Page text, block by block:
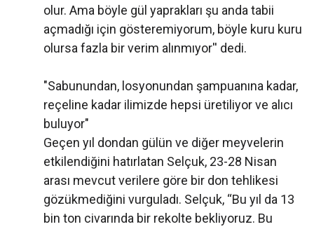
olur. Ama böyle gül yaprakları şu anda tabii
açmadığı için gösteremiyorum, böyle kuru kuru
olursa fazla bir verim alınmıyor'' dedi.
"Sabunundan, losyonundan şampuanına kadar,
reçeline kadar ilimizde hepsi üretiliyor ve alıcı
buluyor"
Geçen yıl dondan gülün ve diğer meyvelerin
etkilendiğini hatırlatan Selçuk, 23-28 Nisan
arası mevcut verilere göre bir don tehlikesi
gözükmediğini vurguladı. Selçuk, ‘‘Bu yıl da 13
bin ton civarında bir rekolte bekliyoruz. Bu